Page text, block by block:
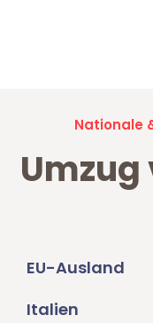
Nationale
EU-Ausland
Italien